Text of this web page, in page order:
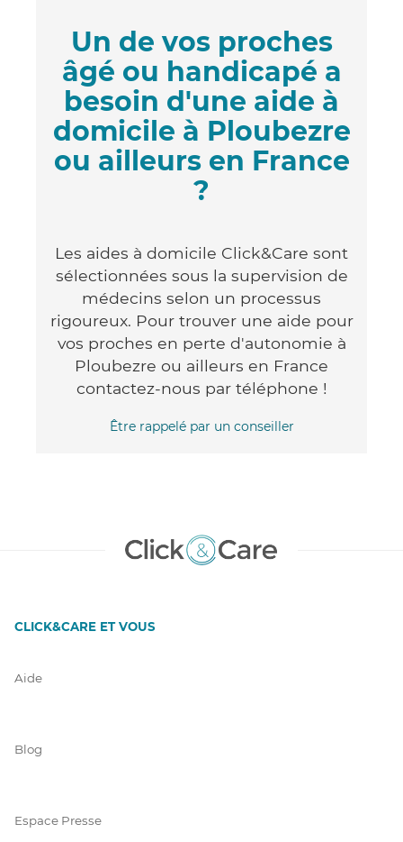
Un de vos proches
âgé ou handicapé a
besoin d'une aide à
domicile à Ploubezre
ou ailleurs en France
?
Les aides à domicile Click&Care sont
sélectionnées sous la supervision de
médecins selon un processus
rigoureux. Pour trouver une aide pour
vos proches en perte d'autonomie à
Ploubezre ou ailleurs en France
contactez-nous par téléphone !
Être rappelé par un conseiller
CLICK&CARE ET VOUS
Aide
Blog
Espace Presse